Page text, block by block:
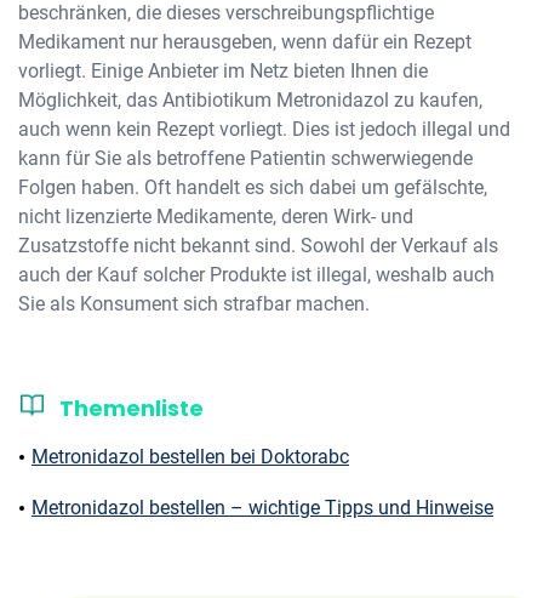
beschränken, die dieses verschreibungspflichtige
Medikament nur herausgeben, wenn dafür ein Rezept
vorliegt. Einige Anbieter im Netz bieten Ihnen die
Möglichkeit, das Antibiotikum Metronidazol zu kaufen,
auch wenn kein Rezept vorliegt. Dies ist jedoch illegal und
kann für Sie als betroffene Patientin schwerwiegende
Folgen haben. Oft handelt es sich dabei um gefälschte,
nicht lizenzierte Medikamente, deren Wirk- und
Zusatzstoffe nicht bekannt sind. Sowohl der Verkauf als
auch der Kauf solcher Produkte ist illegal, weshalb auch
Sie als Konsument sich strafbar machen.
Themenliste
Metronidazol bestellen bei Doktorabc
Metronidazol bestellen – wichtige Tipps und Hinweise